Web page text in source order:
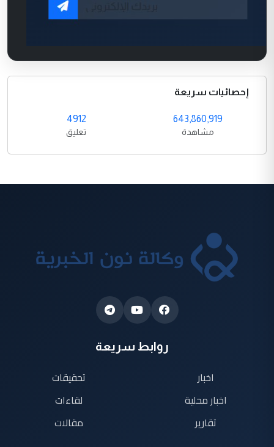
إحصائيات سريعة
643,860,919
مشاهدة
4912
تعليق
روابط سريعة
اخبار
اخبار محلية
تقارير
تحقيقات
لقاءات
مقالات